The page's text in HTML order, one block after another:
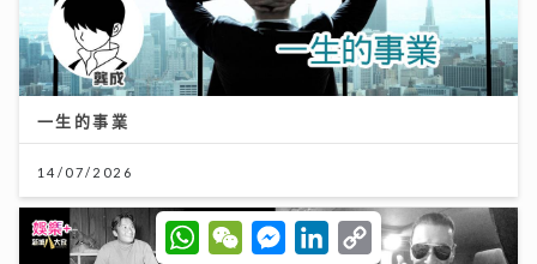
一生的事業
14/07/2026
W
h
W
e
M
e
L
C
o